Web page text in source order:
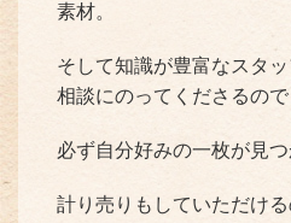
素材。
そして知識が豊富なスタ
相談にのってくださるので
必ず自分好みの一枚が見つ
計り売りもしていただけ